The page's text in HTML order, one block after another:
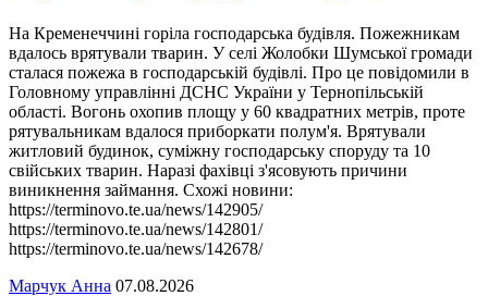
На Кременеччині горіла господарська будівля. Пожежникам
вдалось врятували тварин. У селі Жолобки Шумської громади
сталася пожежа в господарській будівлі. Про це повідомили в
Головному управлінні ДСНС України у Тернопільській
області. Вогонь охопив площу у 60 квадратних метрів, проте
рятувальникам вдалося приборкати полум'я. Врятували
житловий будинок, суміжну господарську споруду та 10
свійських тварин. Наразі фахівці з'ясовують причини
виникнення займання. Схожі новини:
https://terminovo.te.ua/news/142905/
https://terminovo.te.ua/news/142801/
https://terminovo.te.ua/news/142678/
Марчук Анна 07.08.2026